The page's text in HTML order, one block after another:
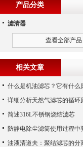
产品分类
滤清器
查看全部产品
相关文章
什么是机油滤芯？它有什么
简述316L不锈钢烧结滤芯